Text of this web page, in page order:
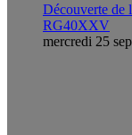
Découverte de
RG40XXV
mercredi 25